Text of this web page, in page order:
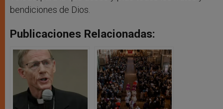
bendiciones de Dios.
Publicaciones Relacionadas: